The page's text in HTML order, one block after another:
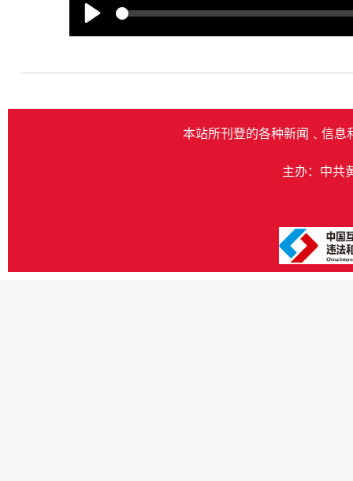
本站所刊登的各种新闻﹑信息
主办：中共